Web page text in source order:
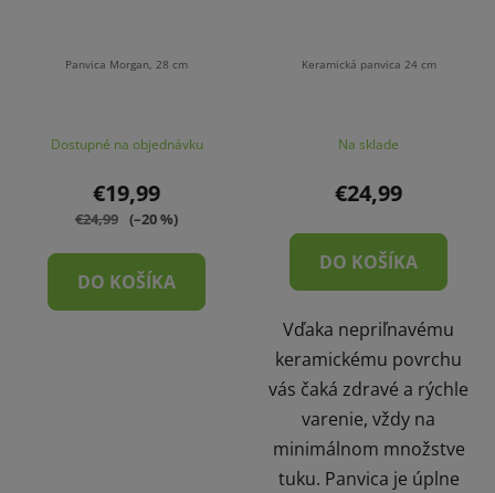
Panvica Morgan, 28 cm
Dostupné na objednávku
€19,99
€24,99 (–20 %)
DO KOŠÍKA
Keramická panvica 24 cm
Na sklade
€24,99
DO KOŠÍKA
Vďaka nepriľnavému
keramickému povrchu
vás čaká zdravé a rýchle
varenie, vždy na
minimálnom množstve
tuku. Panvica je úplne